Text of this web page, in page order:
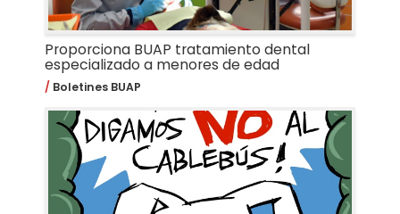
Proporciona BUAP tratamiento dental
especializado a menores de edad
Boletines BUAP